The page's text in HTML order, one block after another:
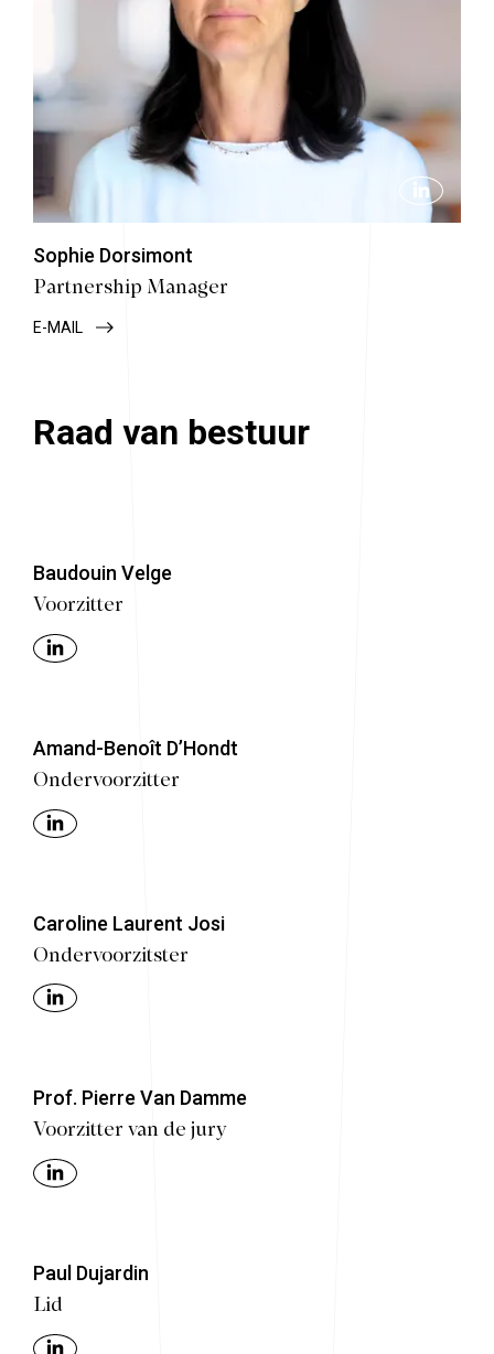
Sophie Dorsimont
Partnership Manager
E-MAIL
Raad van bestuur
Baudouin Velge
Voorzitter
Amand-Benoît D’Hondt
Ondervoorzitter
Caroline Laurent Josi
Ondervoorzitster
Prof. Pierre Van Damme
Voorzitter van de jury
Paul Dujardin
Lid